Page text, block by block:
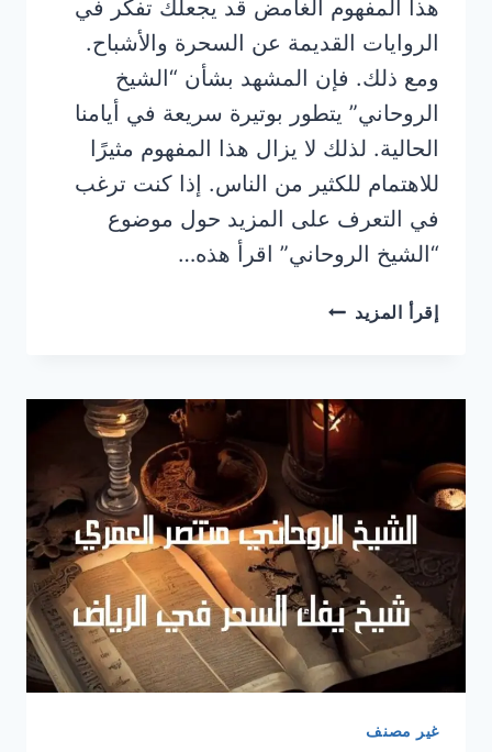
هذا المفهوم الغامض قد يجعلك تفكر في
الروايات القديمة عن السحرة والأشباح.
ومع ذلك. فإن المشهد بشأن “الشيخ
الروحاني” يتطور بوتيرة سريعة في أيامنا
الحالية. لذلك لا يزال هذا المفهوم مثيرًا
للاهتمام للكثير من الناس. إذا كنت ترغب
في التعرف على المزيد حول موضوع
“الشيخ الروحاني” اقرأ هذه…
إقرأ المزيد ماهو
’9’
اسرار
تعرف
عليها
غير مصنف